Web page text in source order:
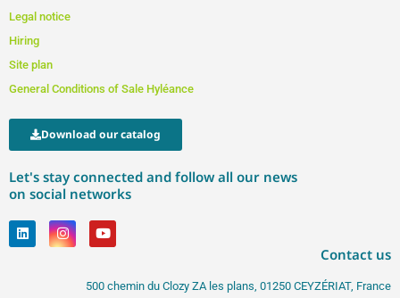
Legal notice
Hiring
Site plan
General Conditions of Sale Hyléance
Download our catalog
Let's stay connected and follow all our news
on social networks
Contact us
500 chemin du Clozy ZA les plans, 01250 CEYZÉRIAT, France